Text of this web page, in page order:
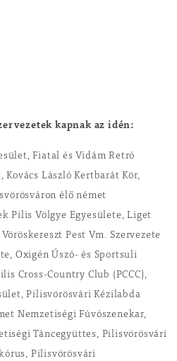
kapnak az idén:
Fiatal és Vidám Retró
Kovács László Kertbarát Kör,
élő német
Pilis Völgye Egyesülete, Liget
Pest Vm. Szervezete
Oxigén Úszó- és Sportsuli
Cross-Country Club (PCCC),
Pilisvörösvári Kézilabda
Nemzetiségi Fúvószenekar,
Táncegyüttes, Pilisvörösvári
Pilisvörösvári